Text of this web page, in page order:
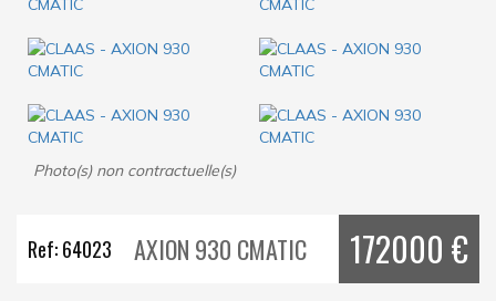
Photo(s) non contractuelle(s)
Ref: 64023 AXION 930 CMATIC 172000 €